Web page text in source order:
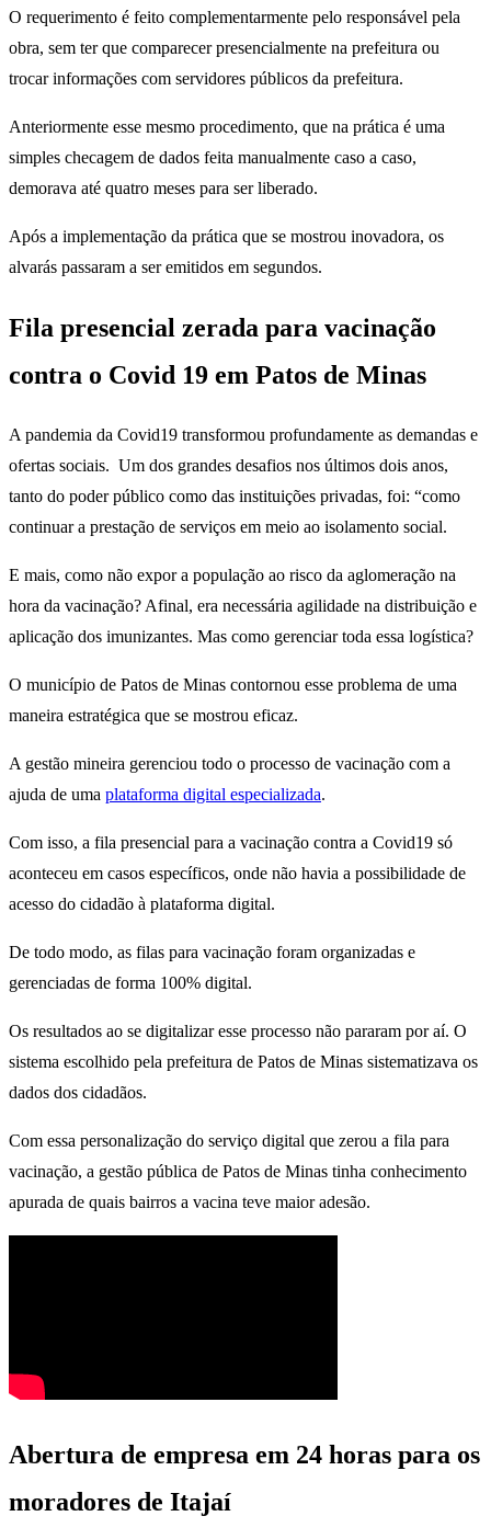
O requerimento é feito complementarmente pelo responsável pela
obra, sem ter que comparecer presencialmente na prefeitura ou
trocar informações com servidores públicos da prefeitura.
Anteriormente esse mesmo procedimento, que na prática é uma
simples checagem de dados feita manualmente caso a caso,
demorava até quatro meses para ser liberado.
Após a implementação da prática que se mostrou inovadora, os
alvarás passaram a ser emitidos em segundos.
Fila presencial zerada para vacinação
contra o Covid 19 em Patos de Minas
A pandemia da Covid19 transformou profundamente as demandas e
ofertas sociais. Um dos grandes desafios nos últimos dois anos,
tanto do poder público como das instituições privadas, foi: “como
continuar a prestação de serviços em meio ao isolamento social.
E mais, como não expor a população ao risco da aglomeração na
hora da vacinação? Afinal, era necessária agilidade na distribuição e
aplicação dos imunizantes. Mas como gerenciar toda essa logística?
O município de Patos de Minas contornou esse problema de uma
maneira estratégica que se mostrou eficaz.
A gestão mineira gerenciou todo o processo de vacinação com a
ajuda de uma plataforma digital especializada.
Com isso, a fila presencial para a vacinação contra a Covid19 só
aconteceu em casos específicos, onde não havia a possibilidade de
acesso do cidadão à plataforma digital.
De todo modo, as filas para vacinação foram organizadas e
gerenciadas de forma 100% digital.
Os resultados ao se digitalizar esse processo não pararam por aí. O
sistema escolhido pela prefeitura de Patos de Minas sistematizava os
dados dos cidadãos.
Com essa personalização do serviço digital que zerou a fila para
vacinação, a gestão pública de Patos de Minas tinha conhecimento
apurada de quais bairros a vacina teve maior adesão.
Abertura de empresa em 24 horas para os
moradores de Itajaí